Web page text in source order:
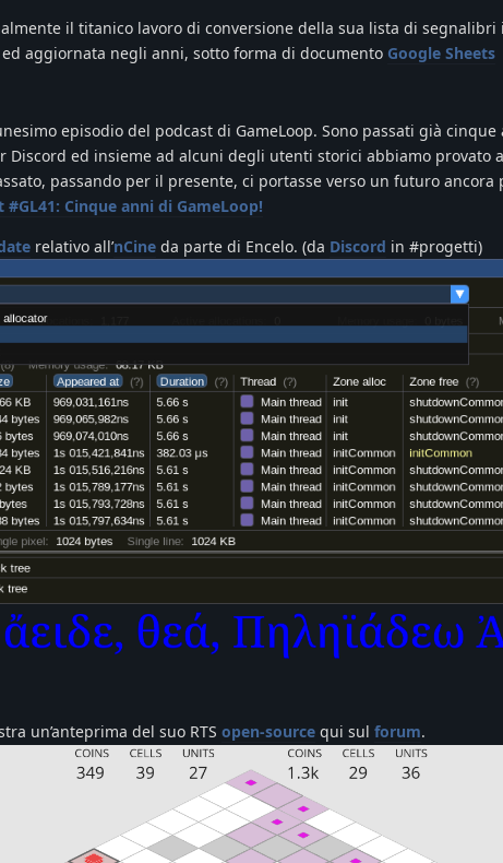
il titanico lavoro di conversione della sua lista di segnalibri
ed aggiornata negli anni, sotto forma di documento Google Sheets
episodio del podcast di GameLoop. Sono passati già cinque
Discord ed insieme ad alcuni degli utenti storici abbiamo provato
passando per il presente, ci portasse verso un futuro ancora
#GL41: Cinque anni di GameLoop!
relativo all’nCine da parte di Encelo. (da Discord in #progetti)
un’anteprima del suo RTS open-source qui sul forum.